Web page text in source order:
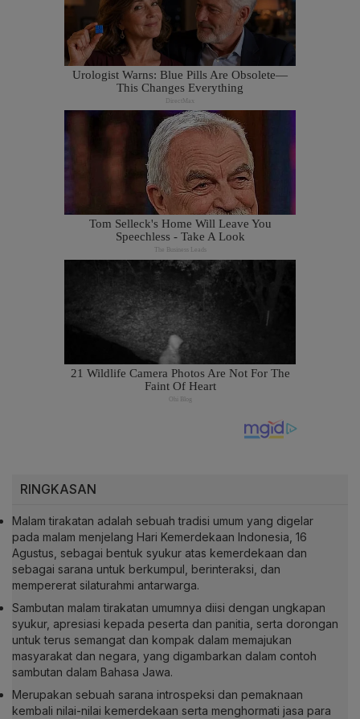
RINGKASAN
Malam tirakatan adalah sebuah tradisi umum yang digelar
pada malam menjelang Hari Kemerdekaan Indonesia, 16
Agustus, sebagai bentuk syukur atas kemerdekaan dan
sebagai sarana untuk berkumpul, berinteraksi, dan
mempererat silaturahmi antarwarga.
Sambutan malam tirakatan umumnya diisi dengan ungkapan
syukur, apresiasi kepada peserta dan panitia, serta dorongan
untuk terus semangat dan kompak dalam memajukan
masyarakat dan negara, yang digambarkan dalam contoh
sambutan dalam Bahasa Jawa.
Merupakan sebuah sarana introspeksi dan pemaknaan
kembali nilai-nilai kemerdekaan serta menghormati jasa para